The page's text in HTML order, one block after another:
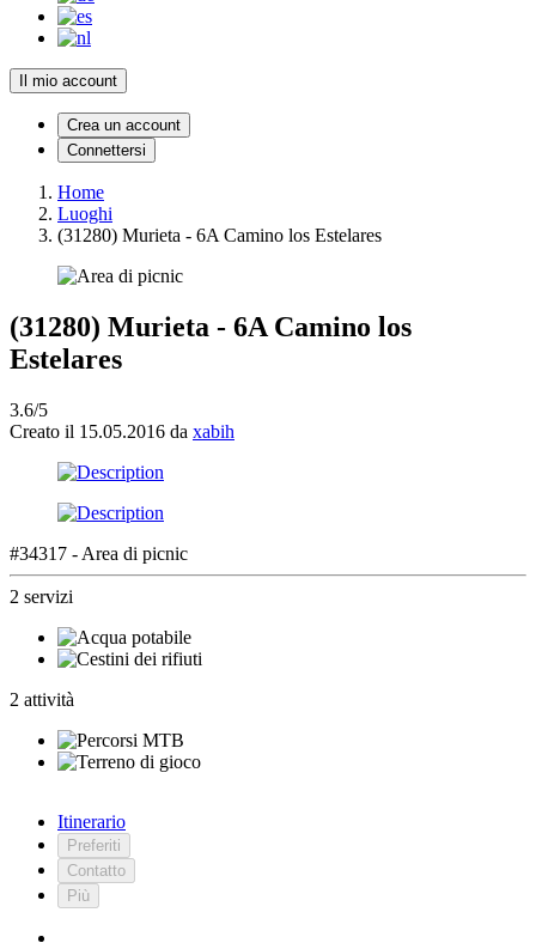
Il mio account
Crea un account
Connettersi
Home
Luoghi
(31280) Murieta - 6A Camino los Estelares
(31280) Murieta - 6A Camino los
Estelares
3.6/5
Creato il 15.05.2016 da xabih
#34317 - Area di picnic
2 servizi
2 attività
Itinerario
Preferiti
Contatto
Più